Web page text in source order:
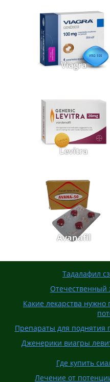
Viagra
Levitra
Avanafil
Тадалафил
Отечественный
Какие лекарства
Препараты для поднятия
Дженерики виагры
Где купить
Лечение от